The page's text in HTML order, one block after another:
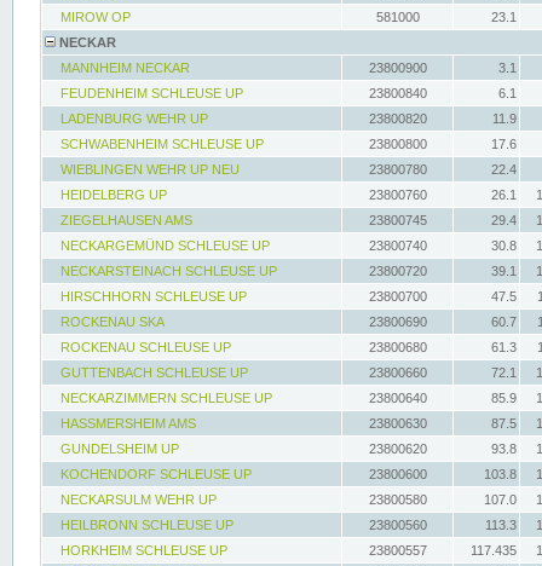
MIROW OP
581000
23.1
NECKAR
MANNHEIM NECKAR
23800900
3.1
FEUDENHEIM SCHLEUSE UP
23800840
6.1
LADENBURG WEHR UP
23800820
11.9
SCHWABENHEIM SCHLEUSE UP
23800800
17.6
WIEBLINGEN WEHR UP NEU
23800780
22.4
HEIDELBERG UP
23800760 26.1
ZIEGELHAUSEN AMS
23800745 29.4
NECKARGEMÜND SCHLEUSE UP
23800740 30.8
NECKARSTEINACH SCHLEUSE UP
23800720 39.1
HIRSCHHORN SCHLEUSE UP
23800700 47.5
ROCKENAU SKA
23800690 60.7
ROCKENAU SCHLEUSE UP
23800680 61.3
GUTTENBACH SCHLEUSE UP
23800660 72.1
NECKARZIMMERN SCHLEUSE UP
23800640 85.9
HASSMERSHEIM AMS
23800630 87.5
GUNDELSHEIM UP
23800620 93.8
KOCHENDORF SCHLEUSE UP
23800600 103.8
NECKARSULM WEHR UP
23800580 107.0
HEILBRONN SCHLEUSE UP
23800560 113.3
HORKHEIM SCHLEUSE UP
23800557 117.435